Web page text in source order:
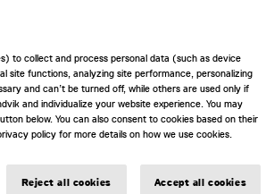
to collect and process personal data (such as device
site functions, analyzing site performance, personalizing
and can’t be turned off, while others are used only if
and individualize your website experience. You may
below. You can also consent to cookies based on their
policy for more details on how we use cookies.
Reject all cookies Accept all cookies